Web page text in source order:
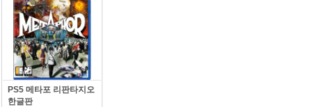
PS5 메타포 리판타지오
한글판